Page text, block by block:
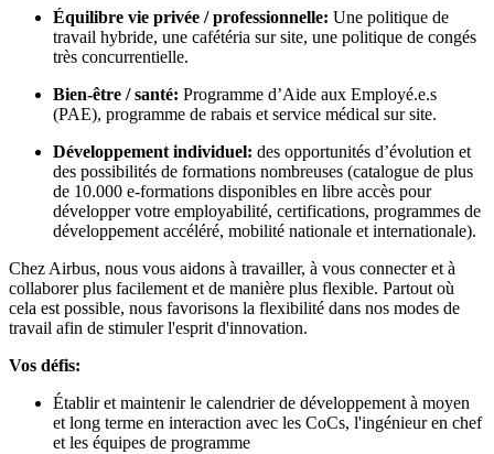
Équilibre vie privée / professionnelle: Une politique de
travail hybride, une cafétéria sur site, une politique de congés
très concurrentielle.
Bien-être / santé: Programme d’Aide aux Employé.e.s
(PAE), programme de rabais et service médical sur site.
Développement individuel: des opportunités d’évolution et
des possibilités de formations nombreuses (catalogue de plus
de 10.000 e-formations disponibles en libre accès pour
développer votre employabilité, certifications, programmes de
développement accéléré, mobilité nationale et internationale).
Chez Airbus, nous vous aidons à travailler, à vous connecter et à
collaborer plus facilement et de manière plus flexible. Partout où
cela est possible, nous favorisons la flexibilité dans nos modes de
travail afin de stimuler l'esprit d'innovation.
Vos défis:
Établir et maintenir le calendrier de développement à moyen
et long terme en interaction avec les CoCs, l'ingénieur en chef
et les équipes de programme